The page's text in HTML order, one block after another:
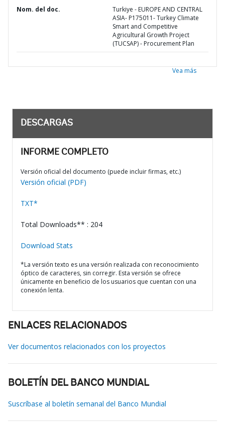
Nom. del doc.
Turkiye - EUROPE AND CENTRAL
ASIA- P175011- Turkey Climate
Smart and Competitive
Agricultural Growth Project
(TUCSAP) - Procurement Plan
Vea más
DESCARGAS
INFORME COMPLETO
Versión oficial del documento (puede incluir firmas, etc.)
Versión oficial (PDF)
TXT*
Total Downloads** : 204
Download Stats
*La versión texto es una versión realizada con reconocimiento
óptico de caracteres, sin corregir. Esta versión se ofrece
únicamente en beneficio de los usuarios que cuentan con una
conexión lenta.
ENLACES RELACIONADOS
Ver documentos relacionados con los proyectos
BOLETÍN DEL BANCO MUNDIAL
Suscríbase al boletín semanal del Banco Mundial